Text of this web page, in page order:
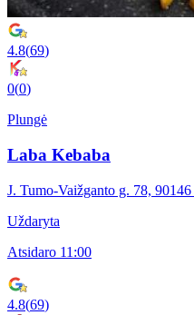
4.8(69)
0(0)
Plungė
Laba Kebaba
J. Tumo-Vaižganto g. 78,
Uždaryta
Atsidaro 11:00
4.8(69)